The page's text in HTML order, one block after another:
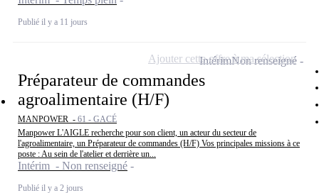
Publié il y a 11 jours
Préparateur de commandes
agroalimentaire (H/F)
MANPOWER - 61 - GACÉ
Manpower L'AIGLE recherche pour son client, un acteur du secteur de
l'agroalimentaire, un Préparateur de commandes (H/F) Vos principales missions à ce
poste : Au sein de l'atelier et derrière un...
Intérim - Non renseigné
Publié il y a 2 jours
IntérimNon renseigné
Ajouter cette offre à ma sélection